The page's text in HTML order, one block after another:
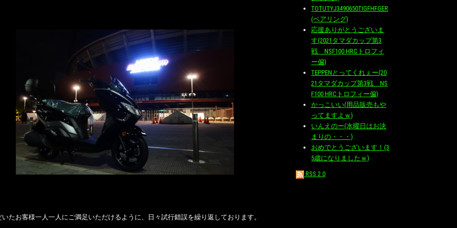
たお客様一人一人にご満足いただけるように、日々試行錯誤を繰り返しております。
TOTUTYJ3490650TIGFHFGER
(ベアリング)
応援ありがとうございま
す(2021タマダカップ第3
戦 NSF100 HRCトロフィ
ー偏)
TEPPENとってくれぇー(20
21タマダカップ第3戦 NS
F100 HRCトロフィー偏)
かっこいい(用品販売もや
ってますよｗ)
いんえのー(水曜日はお決
まりの・・・)
おめでとうございます！(3
5歳になりましたｗ)
RSS 2.0